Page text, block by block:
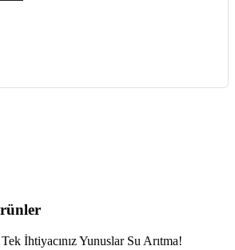
İhtiyacınız Yunuslar Su Arıtma!